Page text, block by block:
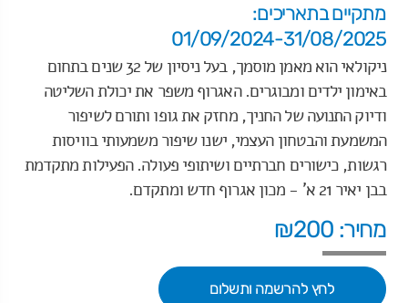
מתקיים בתאריכים:
01/09/2024-31/08/2025
ניקולאי הוא מאמן מוסמך, בעל ניסיון של 32 שנים בתחום
באימון ילדים ומבוגרים. האגרוף משפר את יכולת השליטה
ודיוק התנועה של החניך, מחזק את גופו ותורם לשיפור
המשמעת והבטחון העצמי, ישנו שיפור משמעותי בוויסות
רגשות, כישורים חברתיים ושיתופי פעולה. הפעילות מתקדמת
בבן יאיר 21 א' - מכון אגרוף חדש ומתקדם.
מחיר: ₪200
לחץ להרשמה ותשלום